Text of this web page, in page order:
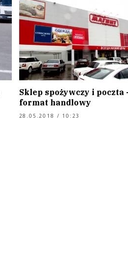
Sklep spożywczy i poczta
format handlowy
28.05.2018 / 10:23